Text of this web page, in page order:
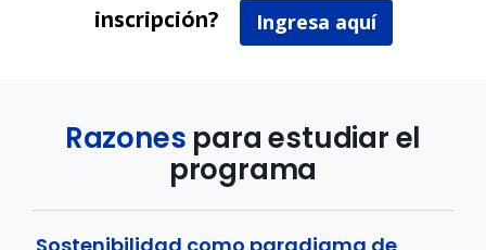
inscripción?
Ingresa aquí
Razones para estudiar el
programa